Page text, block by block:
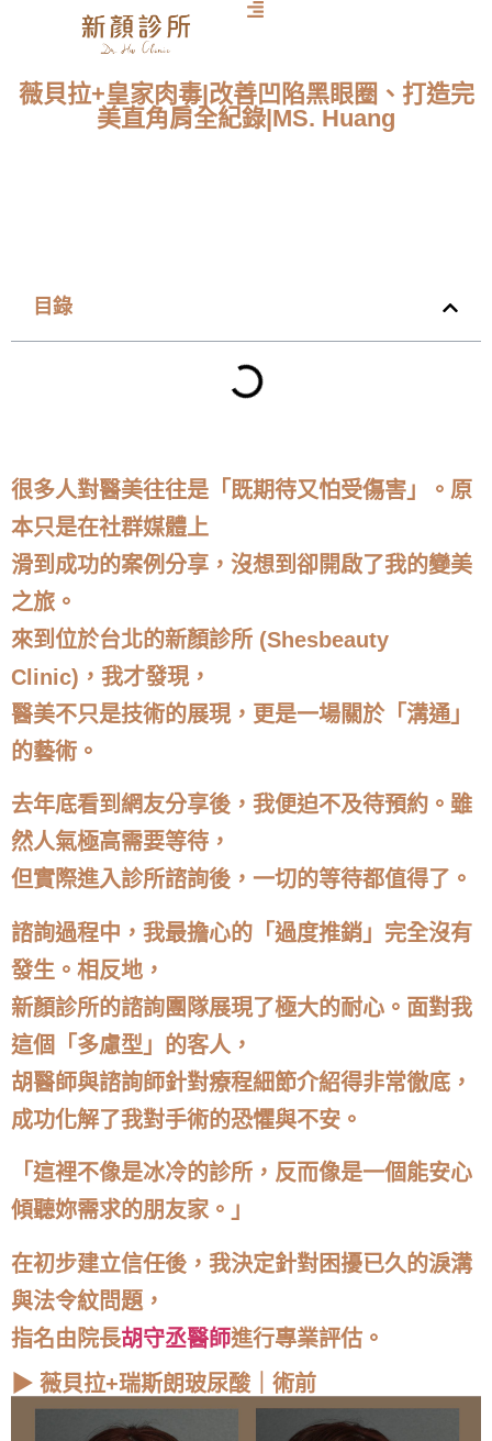
薇貝拉+皇家肉毒|改善凹陷黑眼圈、打造完
美直角肩全紀錄|MS. Huang
目錄
很多人對醫美往往是「既期待又怕受傷害」。原
本只是在社群媒體上
滑到成功的案例分享，沒想到卻開啟了我的變美
之旅。
來到位於台北的新顏診所 (Shesbeauty
Clinic)，我才發現，
醫美不只是技術的展現，更是一場關於「溝通」
的藝術。
去年底看到網友分享後，我便迫不及待預約。雖
然人氣極高需要等待，
但實際進入診所諮詢後，一切的等待都值得了。
諮詢過程中，我最擔心的「過度推銷」完全沒有
發生。相反地，
新顏診所的諮詢團隊展現了極大的耐心。面對我
這個「多慮型」的客人，
胡醫師與諮詢師針對療程細節介紹得非常徹底，
成功化解了我對手術的恐懼與不安。
「這裡不像是冰冷的診所，反而像是一個能安心
傾聽妳需求的朋友家。」
在初步建立信任後，我決定針對困擾已久的淚溝
與法令紋問題，
指名由院長胡守丞醫師進行專業評估。
▶ 薇貝拉+瑞斯朗玻尿酸｜術前